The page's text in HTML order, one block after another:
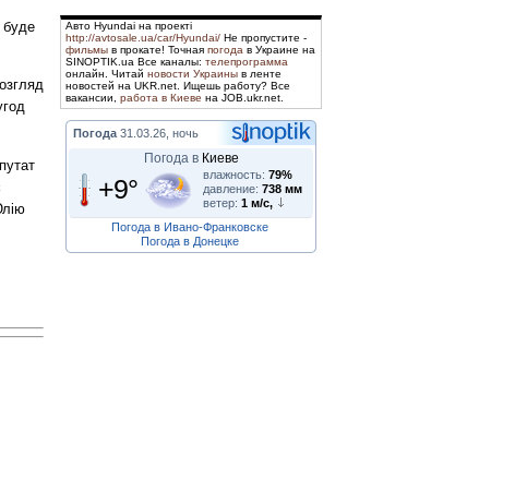
буде
Авто Hyundai на проекті
http://avtosale.ua/car/Hyundai/ Не пропустите -
фильмы в прокате! Точная погода в Украине на
SINOPTIK.ua Все каналы: телепрограмма
онлайн. Читай новости Украины в ленте
новостей на UKR.net. Ищешь работу? Все
вакансии, работа в Киеве на JOB.ukr.net.
Погода 31.03.26, ночь
Погода в Киеве
+9° влажность: 79%
давление: 738 мм
ветер: 1 м/с,
Погода в Ивано-Франковске
Погода в Донецке